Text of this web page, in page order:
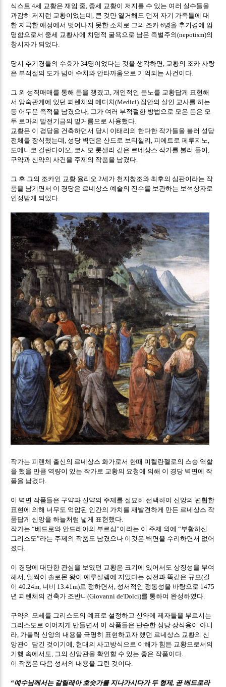
식스토4세 교황은 재임 중 중세 교황이 저지를 수 있는 여러 실수들을
과감히 저지런 교황이었는데 큰 것만 열거해도 먼저 자기 가족들에 대
한 지극한 애정에서 벗어나지 못한 소치로 그의 조카6명을 추기경에 임
명함으로서 중세 교황사에 치명적 굴욕으로 남은 족벌주의(nepotism)의
창시자가 되었다
당시 추기경들의 수효가34명이었다는 것을 생각하면 교황의 조카 사랑
은 부적절의 도가 넘어 수치와 안타까움으로 기억되는 사건이다
그 외 성직매매를 통해 돈을 챙겼고 개인적인 분노를 교황답게 표현해
서 앙숙관계에 있던 피렌체의 메디치(Medici) 집안의 살인 교사를 하는
등 어두운 족적을 남겼으나 그가 여러 부적절한 방법으로 모은 돈은 모
두 로마의 발전기금의 밑거름으로 사용했다
교황은 이 경당을 건축하면서 당시 이태리의 한다한 작가들을 불러 성당
전체를 장식했는데 성당 벽면은 산드로 보티첼리 ,피에트로 페루지노
도메니코 길란다이오 코시모 롯셀리 같은 르네상스 작가를 불러 들여
구약과 신약의 사건을 주제의 작품을 남겼다
그 후 그의 조카인 교황 율리오2세가 천지창조와 최후의 심판이라는 작
품을 남기면서 이 경당은 르네상스 예술의 진수를 보관하는 보석상자로
인정받게 되었다
작가는 피렌체 출신의 르네상스 화가로서 한때 미켈란젤로의 스승 역할
을 했을 만큼 역량이 있는 작가로 교황의 요청에 의해 이 경당 벽면에 작
품을 남겼다
이 벽면 작품들은 구약과 신약의 주제를 절묘히 선택하여 신앙의 편협한
표현에 의해 너무도 억압된 인간의 가치를 재발견하게 만든 르네상스 작
품답게 신앙을 하늘처럼 넓게 표현했다
작가는“베드로와 안드레아의 부르심”이라는 이 주제 외에“부활하신
그리스도”라는 주제의 작품도 남겼으나 이것은 벽면을 수리하면서 없어
졌다
이 경당에 대단한 관심을 보였던 교황은 크기에 있어서도 상징성을 부여
해서 일찍이 솔로몬 왕이 예루살렘에 지었다는 성전과 똑같은 규모(길
이40.24m, 너비 13.41m)로 정하면서 성서적인 정통성을 바탕으로 1475
년 피렌체의 건축가 조반니(Giovanni de'Dolci)를 통하여 완성하였다
구약의 모세를 그리스도의 예표로 설정하고 신약에 제자들을 부르시는
그리스도로 이어지게 만들면서 이 작품들은 단순한 성당 장식용이 아니
라 가톨릭 신앙의 내용을 극명히 표현하고자 했던 르네상스 교황의 신
앙관이 담긴 것이기에 현대의 사고방식으로 이해가 힘든 교황으로서의
기행 속에서도 그의 신앙관을 확인할 수 있는 좋은 작품이다
이 작품은 다음 성서의 내용을 그린 것이다
“예수님께서는 갈릴래아 호숫가를 지나가시다가 두 형제, 곧 베드로라